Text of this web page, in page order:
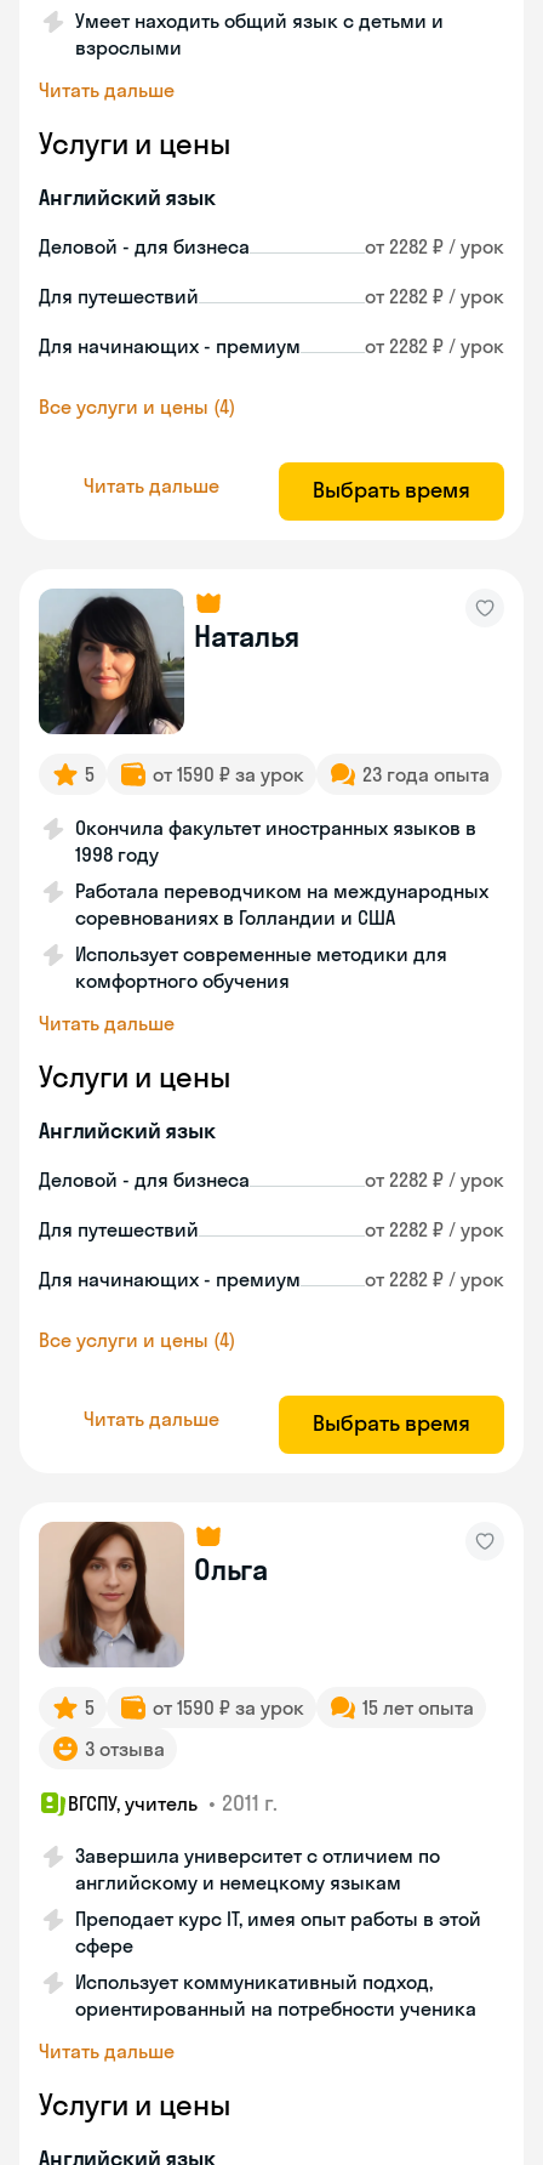
Умеет находить общий язык с детьми и
взрослыми
Читать дальше
Услуги и цены
Английский язык
Деловой - для бизнеса от 2282 ₽ / урок
Для путешествий от 2282 ₽ / урок
Для начинающих - премиум от 2282 ₽ / урок
Все услуги и цены (4)
Читать дальше Выбрать время
Наталья
5 от 1590 ₽ за урок 23 года опыта
Окончила факультет иностранных языков в
1998 году
Работала переводчиком на международных
соревнованиях в Голландии и США
Использует современные методики для
комфортного обучения
Читать дальше
Услуги и цены
Английский язык
Деловой - для бизнеса от 2282 ₽ / урок
Для путешествий от 2282 ₽ / урок
Для начинающих - премиум от 2282 ₽ / урок
Все услуги и цены (4)
Читать дальше Выбрать время
Ольга
5 от 1590 ₽ за урок
15 лет опыта
3 отзыва
ВГСПУ, учитель • 2011 г.
Завершила университет с отличием по
английскому и немецкому языкам
Преподает курс IT, имея опыт работы в этой
сфере
Использует коммуникативный подход,
ориентированный на потребности ученика
Читать дальше
Услуги и цены
Английский язык